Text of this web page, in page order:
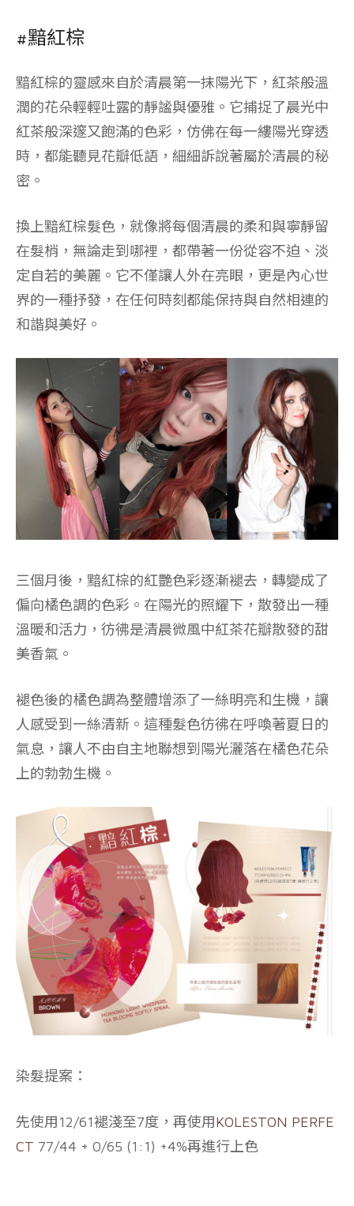
#黯紅棕
黯紅棕的靈感來自於清晨第一抹陽光下，紅茶般溫
潤的花朵輕輕吐露的靜謐與優雅。它捕捉了晨光中
紅茶般深邃又飽滿的色彩，仿佛在每一縷陽光穿透
時，都能聽見花瓣低語，細細訴說著屬於清晨的秘
密。
換上黯紅棕髮色，就像將每個清晨的柔和與寧靜留
在髮梢，無論走到哪裡，都帶著一份從容不迫、淡
定自若的美麗。它不僅讓人外在亮眼，更是內心世
界的一種抒發，在任何時刻都能保持與自然相連的
和諧與美好。
三個月後，黯紅棕的紅艷色彩逐漸褪去，轉變成了
偏向橘色調的色彩。在陽光的照耀下，散發出一種
溫暖和活力，彷彿是清晨微風中紅茶花瓣散發的甜
美香氣。
褪色後的橘色調為整體增添了一絲明亮和生機，讓
人感受到一絲清新。這種髮色彷彿在呼喚著夏日的
氣息，讓人不由自主地聯想到陽光灑落在橘色花朵
上的勃勃生機。
染髮提案：
先使用12/61褪淺至7度，再使用KOLESTON PERFE
CT 77/44 + 0/65 (1:1) +4%再進行上色